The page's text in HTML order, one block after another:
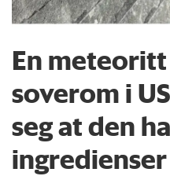
En
soverom i
seg at den